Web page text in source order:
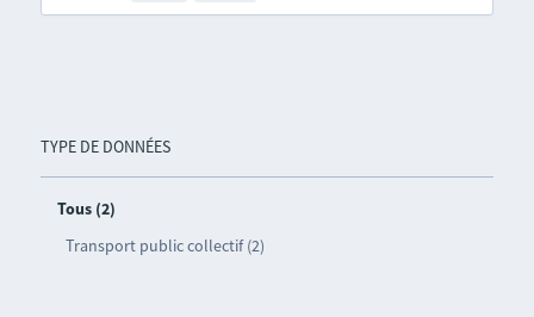
TYPE DE DONNÉES
Tous (2)
Transport public collectif (2)